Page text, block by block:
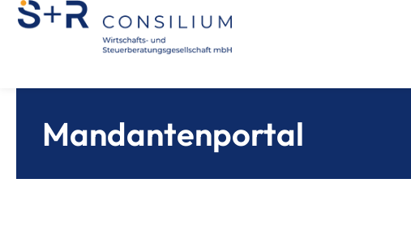
Mandantenportal